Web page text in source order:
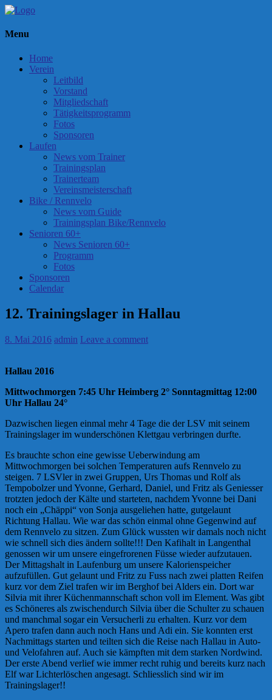
Menu
Home
Verein
Leitbild
Vorstand
Mitgliedschaft
Tätigkeitsprogramm
Fotos
Sponsoren
Laufen
News vom Trainer
Trainingsplan
Trainerteam
Vereinsmeisterschaft
Bike / Rennvelo
News vom Guide
Trainingsplan Bike/Rennvelo
Senioren 60+
News Senioren 60+
Programm
Fotos
Sponsoren
Calendar
12. Trainingslager in Hallau
8. Mai 2016 admin Leave a comment
Hallau 2016
Mittwochmorgen 7:45 Uhr Heimberg 2° Sonntagmittag 12:00
Uhr Hallau 24°
Dazwischen liegen einmal mehr 4 Tage die der LSV mit seinem
Trainingslager im wunderschönen Klettgau verbringen durfte.
Es brauchte schon eine gewisse Ueberwindung am
Mittwochmorgen bei solchen Temperaturen aufs Rennvelo zu
steigen. 7 LSVler in zwei Gruppen, Urs Thomas und Rolf als
Tempobolzer und Yvonne, Gerhard, Daniel, und Fritz als Geniesser
trotzten jedoch der Kälte und starteten, nachdem Yvonne bei Dani
noch ein „Chäppi“ von Sonja ausgeliehen hatte, gutgelaunt
Richtung Hallau. Wie war das schön einmal ohne Gegenwind auf
dem Rennvelo zu sitzen. Zum Glück wussten wir damals noch nicht
wie schnell sich dies ändern sollte!!! Den Kafihalt in Langenthal
genossen wir um unsere eingefrorenen Füsse wieder aufzutauen.
Der Mittagshalt in Laufenburg um unsere Kalorienspeicher
aufzufüllen. Gut gelaunt und Fritz zu Fuss nach zwei platten Reifen
kurz vor dem Ziel trafen wir im Berghof bei Alders ein. Dort war
Silvia mit ihrer Küchenmannschaft schon voll im Element. Was gibt
es Schöneres als zwischendurch Silvia über die Schulter zu schauen
und manchmal sogar ein Versucherli zu erhalten. Kurz vor dem
Apero trafen dann auch noch Hans und Adi ein. Sie konnten erst
Nachmittags starten und teilten sich die Reise nach Hallau in Auto-
und Velofahren auf. Auch sie kämpften mit dem starken Nordwind.
Der erste Abend verlief wie immer recht ruhig und bereits kurz nach
Elf war Lichterlöschen angesagt. Schliesslich sind wir im
Trainingslager!!